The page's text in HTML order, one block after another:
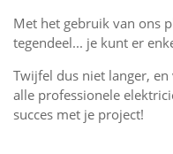
Met het gebruik van ons
tegendeel... je kunt er
Twijfel dus niet langer,
alle professionele
succes met je project!